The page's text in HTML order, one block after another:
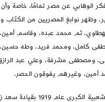
الفكر الوهابي عن مصر تمامًا، خاصة
وظهر نوابغ المصريين من الكتّاب
ثم محمد عبده، وقاسم
كامل، ومحمد فريد، وطه
ومصطفى مشرفة، وعلي عبد
أمين، وغيرهم يفوقون الحصر.
ثم حدثت الثورة الشعبية الكبرى عام